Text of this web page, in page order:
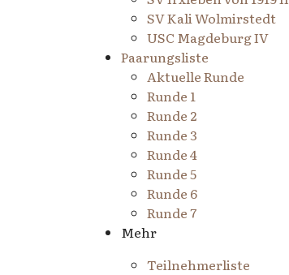
SV Kali Wolmirstedt
USC Magdeburg IV
Paarungsliste
Aktuelle Runde
Runde 1
Runde 2
Runde 3
Runde 4
Runde 5
Runde 6
Runde 7
Mehr
Teilnehmerliste